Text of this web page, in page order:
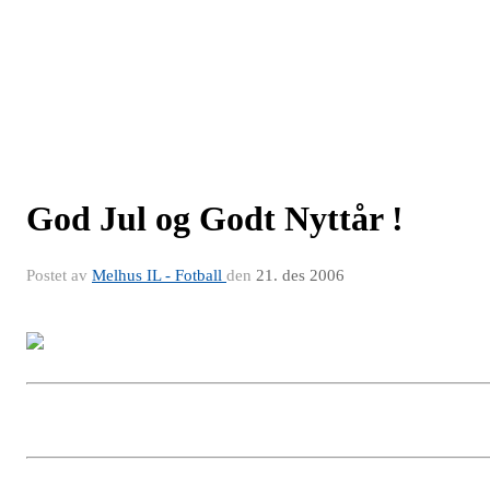
God Jul og Godt Nyttår !
Postet av Melhus IL - Fotball den 21. des 2006